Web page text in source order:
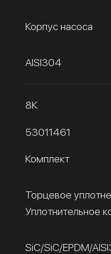
Корпус насоса
AISI304
8К
53011461
Комплект
Торцевое
Уплотнительное
SiC/SiC/EPDM/